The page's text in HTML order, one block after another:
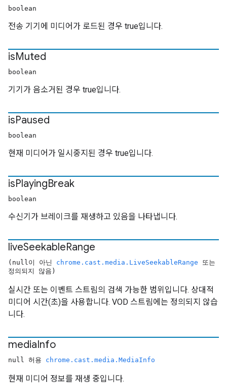
boolean
전송 기기에 미디어가 로드된 경우 true입니다.
isMuted
boolean
기기가 음소거된 경우 true입니다.
isPaused
boolean
현재 미디어가 일시중지된 경우 true입니다.
isPlayingBreak
boolean
수신기가 브레이크를 재생하고 있음을 나타냅니다.
liveSeekableRange
(null이 아닌 chrome.cast.media.LiveSeekableRange 또는
정의되지 않음)
실시간 또는 이벤트 스트림의 검색 가능한 범위입니다. 상대적
미디어 시간(초)을 사용합니다. VOD 스트림에는 정의되지 않습
니다.
mediaInfo
null 허용 chrome.cast.media.MediaInfo
현재 미디어 정보를 재생 중입니다.